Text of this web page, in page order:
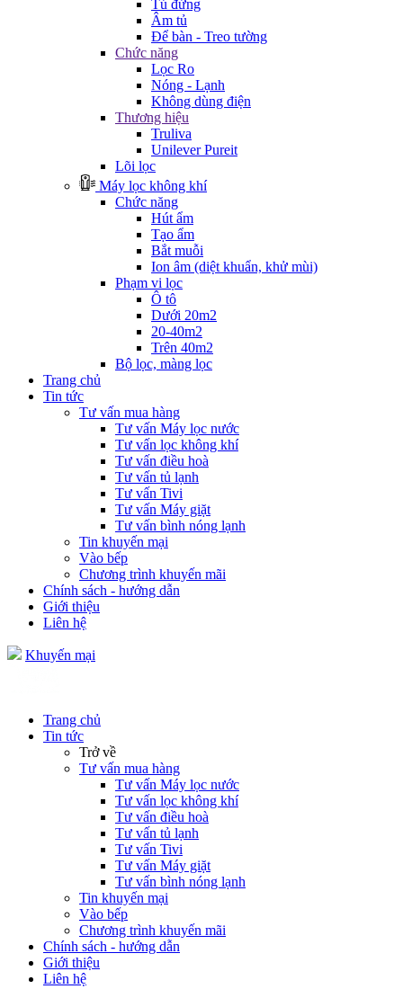
Tủ đứng
Âm tủ
Để bàn - Treo tường
Chức năng
Lọc Ro
Nóng - Lạnh
Không dùng điện
Thương hiệu
Truliva
Unilever Pureit
Lõi lọc
Máy lọc không khí
Chức năng
Hút ẩm
Tạo ẩm
Bắt muỗi
Ion âm (diệt khuẩn, khử mùi)
Phạm vi lọc
Ô tô
Dưới 20m2
20-40m2
Trên 40m2
Bộ lọc, màng lọc
Trang chủ
Tin tức
Tư vấn mua hàng
Tư vấn Máy lọc nước
Tư vấn lọc không khí
Tư vấn điều hoà
Tư vấn tủ lạnh
Tư vấn Tivi
Tư vấn Máy giặt
Tư vấn bình nóng lạnh
Tin khuyến mại
Vào bếp
Chương trình khuyến mãi
Chính sách - hướng dẫn
Giới thiệu
Liên hệ
Khuyến mại
Trang chủ
Tin tức
Trở về
Tư vấn mua hàng
Tư vấn Máy lọc nước
Tư vấn lọc không khí
Tư vấn điều hoà
Tư vấn tủ lạnh
Tư vấn Tivi
Tư vấn Máy giặt
Tư vấn bình nóng lạnh
Tin khuyến mại
Vào bếp
Chương trình khuyến mãi
Chính sách - hướng dẫn
Giới thiệu
Liên hệ